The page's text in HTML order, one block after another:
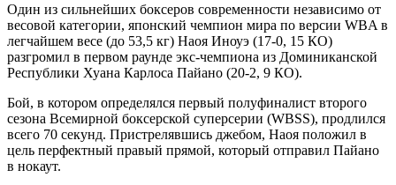
Один из сильнейших боксеров современности независимо от
весовой категории, японский чемпион мира по версии WBA в
легчайшем весе (до 53,5 кг) Наоя Иноуэ (17-0, 15 КО)
разгромил в первом раунде экс-чемпиона из Доминиканской
Республики Хуана Карлоса Пайано (20-2, 9 КО).
Бой, в котором определялся первый полуфиналист второго
сезона Всемирной боксерской суперсерии (WBSS), продлился
всего 70 секунд. Пристрелявшись джебом, Наоя положил в
цель перфектный правый прямой, который отправил Пайано
в нокаут.